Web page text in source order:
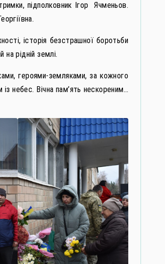
підполковник Ігор Ячменьов.
історія безстрашної боротьби
на рідній землі.
героями-земляками, за кожного
небес. Вічна пам’ять нескореним…